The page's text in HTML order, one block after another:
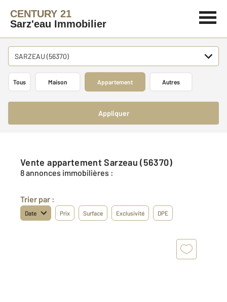
CENTURY 21
Sarz'eau Immobilier
SARZEAU (56370)
Tous Maison Appartement Autres
Appliquer
Vente appartement Sarzeau (56370)
8 annonces immobilières :
Trier par :
Date Prix Surface Exclusivité DPE